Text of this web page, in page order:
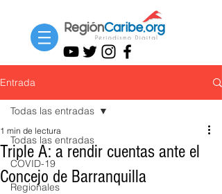
Entrada
Todas las entradas
COVID-19
Regionales
Todas las entradas
Triple A: a rendir cuentas ante el
Concejo de Barranquilla
1 min de lectura